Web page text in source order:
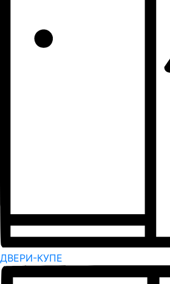
ДВЕРИ-КУПЕ